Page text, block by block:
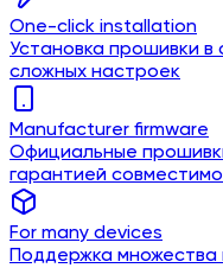
One-click installation
Установка прошивки в
сложных настроек
Manufacturer firmware
Официальные
гарантией
For many devices
Поддержка